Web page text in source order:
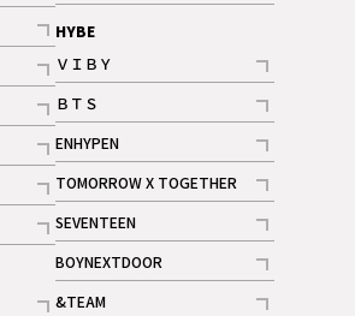
記事
HYBE
ＶＩＢＹ
記事
ＢＴＳ
記事
ENHYPEN
記事
TOMORROW X TOGETHER
記事
ギャラリー
SEVENTEEN
記事
BOYNEXTDOOR
記事
&TEAM